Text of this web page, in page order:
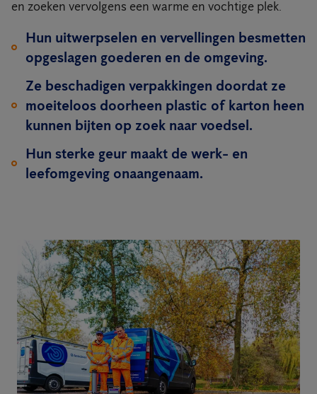
en zoeken vervolgens een warme en vochtige plek.
Hun uitwerpselen en vervellingen besmetten
opgeslagen goederen en de omgeving.
Ze beschadigen verpakkingen doordat ze
moeiteloos doorheen plastic of karton heen
kunnen bijten op zoek naar voedsel.
Hun sterke geur maakt de werk- en
leefomgeving onaangenaam.